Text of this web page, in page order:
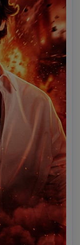
air, tidak ada
ada tampilan